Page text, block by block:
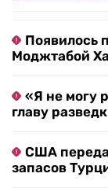
Появилось
Моджтабой
«Я не могу
главу
США
запасов